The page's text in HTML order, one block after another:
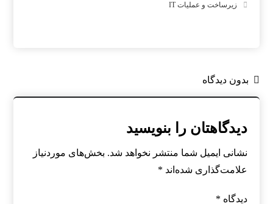
زیرساخت و عملیات IT
بدون دیدگاه
دیدگاهتان را بنویسید
نشانی ایمیل شما منتشر نخواهد شد. بخش‌های موردنیاز
علامت‌گذاری شده‌اند *
دیدگاه *